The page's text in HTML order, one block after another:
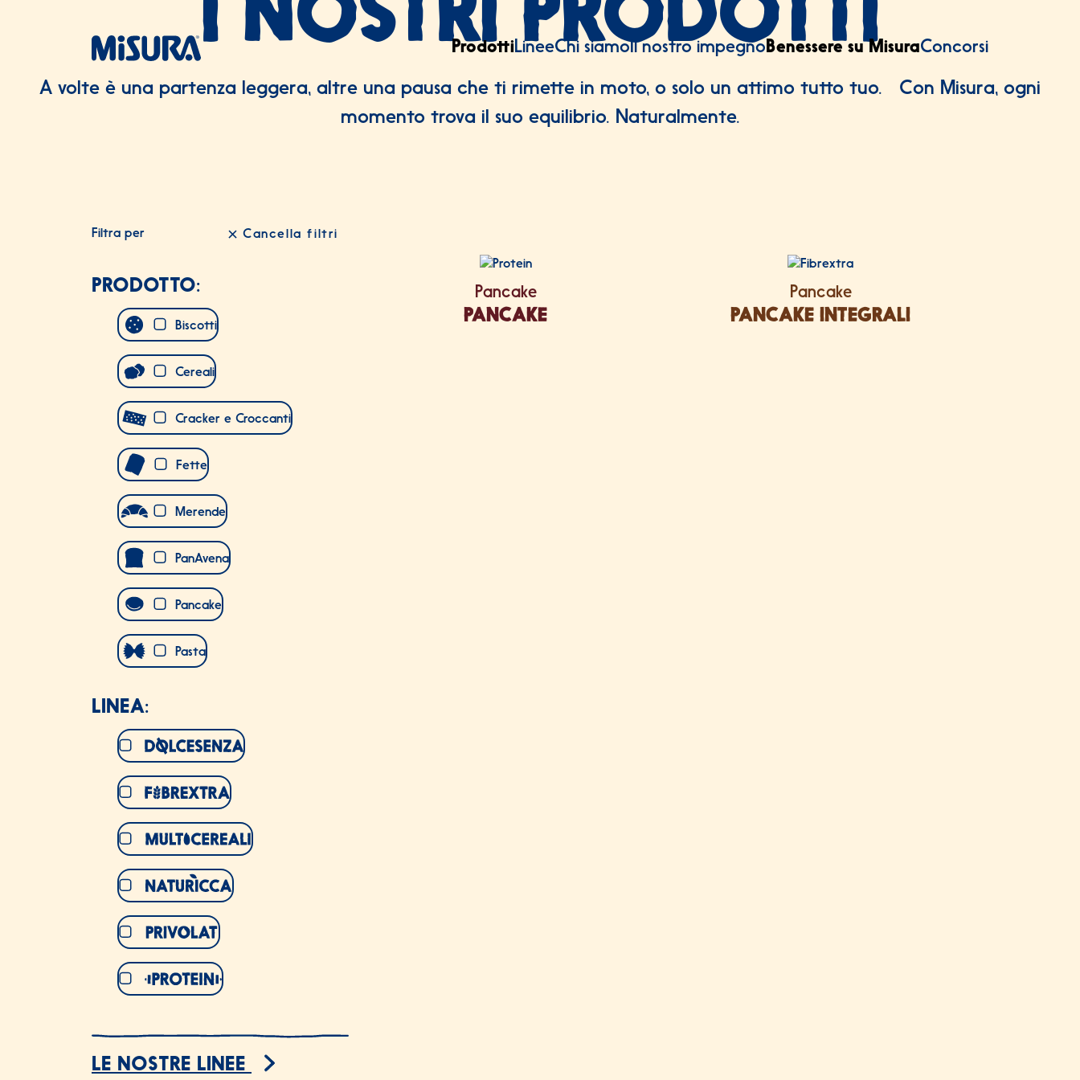
ProdottiLineeChi siamoIl nostro impegnoBenessere su MisuraConcorsi
I NOSTRI PRODOTTI
A volte è una partenza leggera, altre una pausa che ti rimette in moto, o solo un attimo tutto tuo. Con Misura, ogni
momento trova il suo equilibrio. Naturalmente.
Filtra per Cancella filtri
2 prodotti trovati
PRODOTTO:
Biscotti
Cereali
Cracker e Croccanti
Fette
Merende
PanAvena
Pancake
Pasta
LINEA:
LE NOSTRE LINEE
ELENCO PRODOTTI
Pancake
PANCAKE
Pancake
PANCAKE INTEGRALI